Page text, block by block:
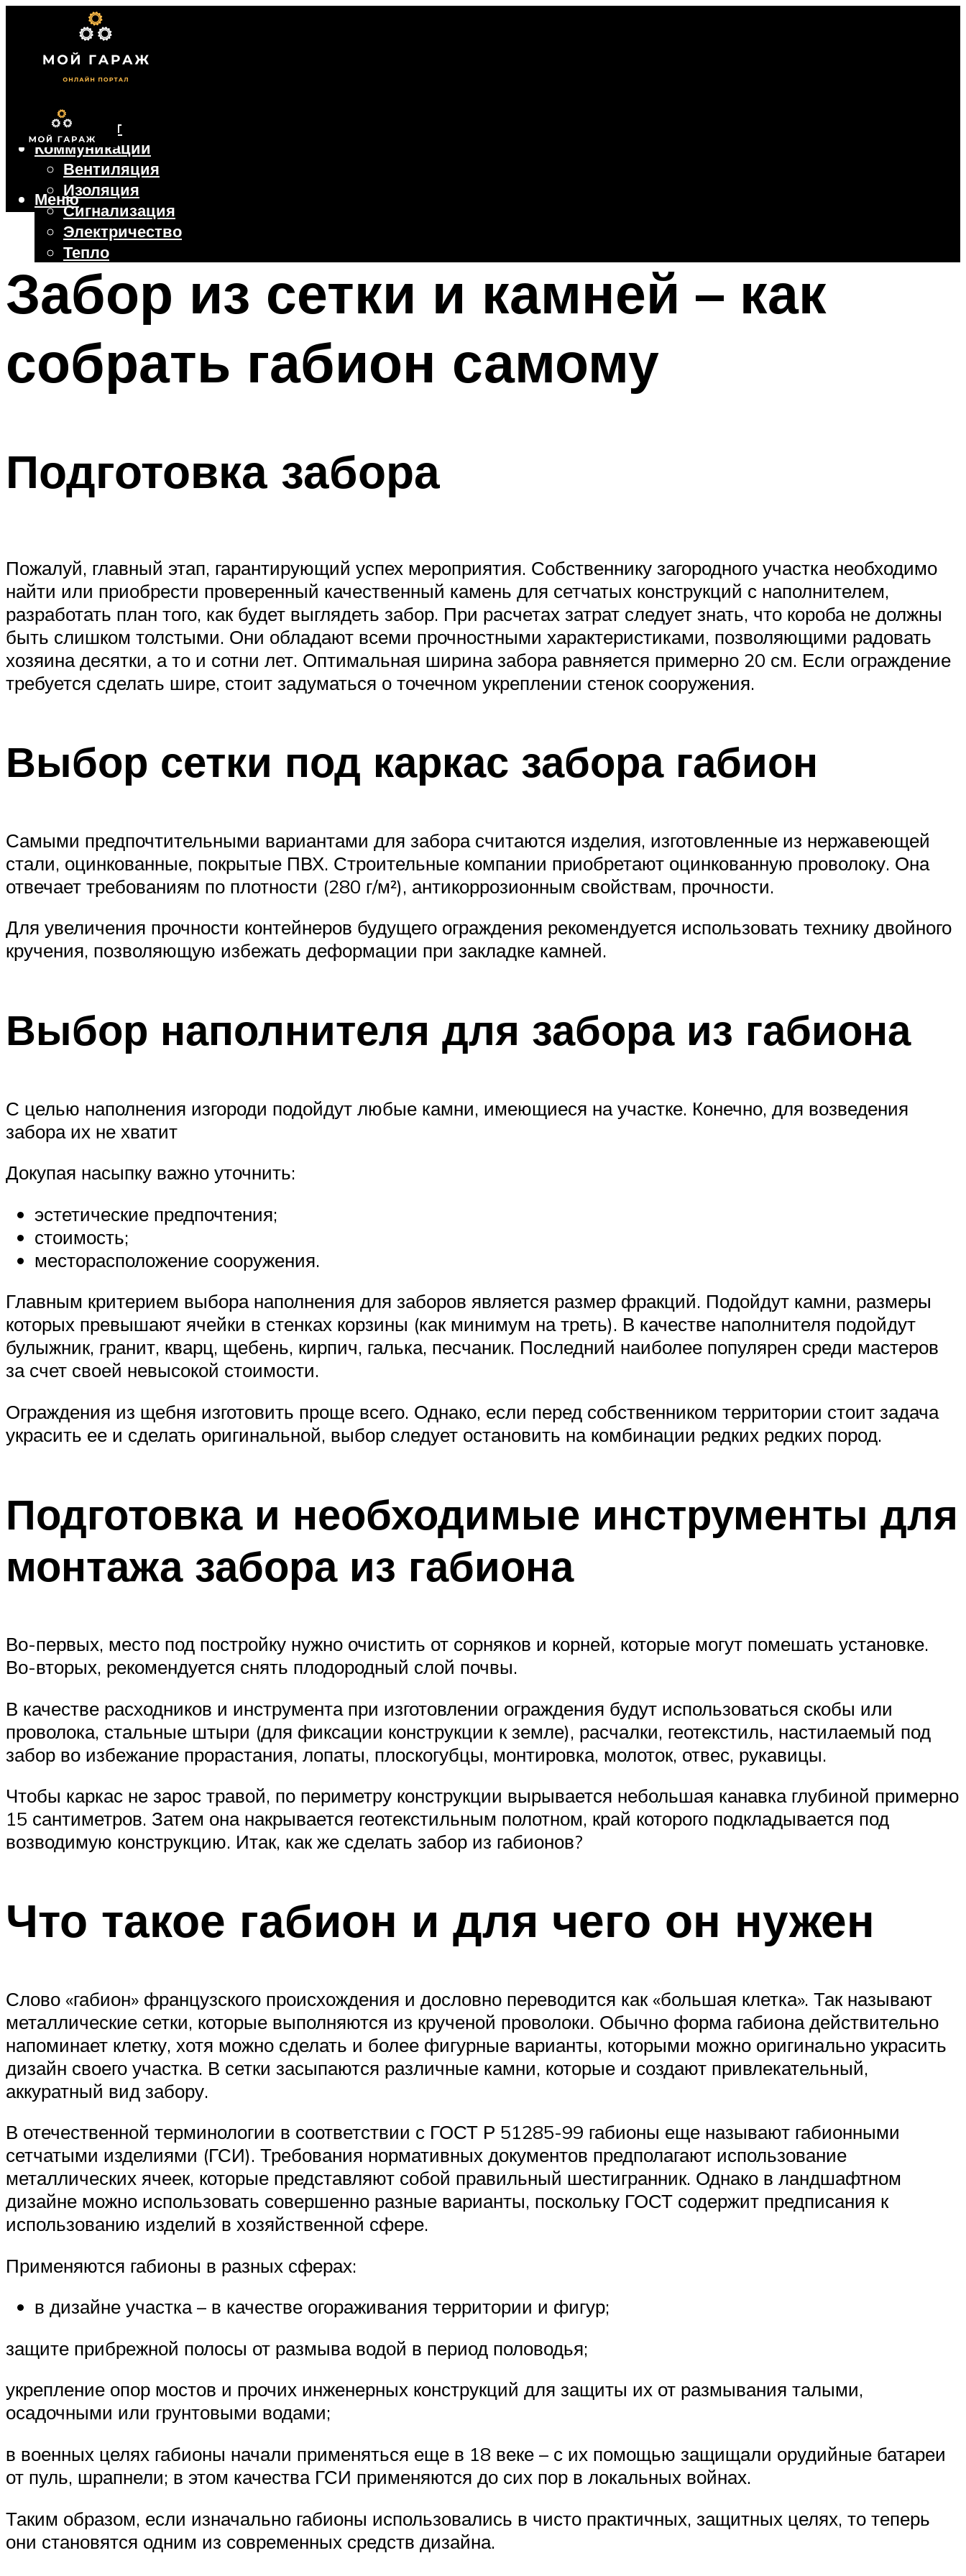
Фундамент
Коммуникации
Вентиляция
Изоляция
Сигнализация
Электричество
Тепло
Крыша
Ворота
Меню
Забор из сетки и камней – как
собрать габион самому
Подготовка забора
Пожалуй, главный этап, гарантирующий успех мероприятия. Собственнику загородного участка необходимо
найти или приобрести проверенный качественный камень для сетчатых конструкций с наполнителем,
разработать план того, как будет выглядеть забор. При расчетах затрат следует знать, что короба не должны
быть слишком толстыми. Они обладают всеми прочностными характеристиками, позволяющими радовать
хозяина десятки, а то и сотни лет. Оптимальная ширина забора равняется примерно 20 см. Если ограждение
требуется сделать шире, стоит задуматься о точечном укреплении стенок сооружения.
Выбор сетки под каркас забора габион
Самыми предпочтительными вариантами для забора считаются изделия, изготовленные из нержавеющей
стали, оцинкованные, покрытые ПВХ. Строительные компании приобретают оцинкованную проволоку. Она
отвечает требованиям по плотности (280 г/м²), антикоррозионным свойствам, прочности.
Для увеличения прочности контейнеров будущего ограждения рекомендуется использовать технику двойного
кручения, позволяющую избежать деформации при закладке камней.
Выбор наполнителя для забора из габиона
С целью наполнения изгороди подойдут любые камни, имеющиеся на участке. Конечно, для возведения
забора их не хватит
Докупая насыпку важно уточнить:
эстетические предпочтения;
стоимость;
месторасположение сооружения.
Главным критерием выбора наполнения для заборов является размер фракций. Подойдут камни, размеры
которых превышают ячейки в стенках корзины (как минимум на треть). В качестве наполнителя подойдут
булыжник, гранит, кварц, щебень, кирпич, галька, песчаник. Последний наиболее популярен среди мастеров
за счет своей невысокой стоимости.
Ограждения из щебня изготовить проще всего. Однако, если перед собственником территории стоит задача
украсить ее и сделать оригинальной, выбор следует остановить на комбинации редких редких пород.
Подготовка и необходимые инструменты для
монтажа забора из габиона
Во-первых, место под постройку нужно очистить от сорняков и корней, которые могут помешать установке.
Во-вторых, рекомендуется снять плодородный слой почвы.
В качестве расходников и инструмента при изготовлении ограждения будут использоваться скобы или
проволока, стальные штыри (для фиксации конструкции к земле), расчалки, геотекстиль, настилаемый под
забор во избежание прорастания, лопаты, плоскогубцы, монтировка, молоток, отвес, рукавицы.
Чтобы каркас не зарос травой, по периметру конструкции вырывается небольшая канавка глубиной примерно
15 сантиметров. Затем она накрывается геотекстильным полотном, край которого подкладывается под
возводимую конструкцию. Итак, как же сделать забор из габионов?
Что такое габион и для чего он нужен
Слово «габион» французского происхождения и дословно переводится как «большая клетка». Так называют
металлические сетки, которые выполняются из крученой проволоки. Обычно форма габиона действительно
напоминает клетку, хотя можно сделать и более фигурные варианты, которыми можно оригинально украсить
дизайн своего участка. В сетки засыпаются различные камни, которые и создают привлекательный,
аккуратный вид забору.
В отечественной терминологии в соответствии с ГОСТ Р 51285-99 габионы еще называют габионными
сетчатыми изделиями (ГСИ). Требования нормативных документов предполагают использование
металлических ячеек, которые представляют собой правильный шестигранник. Однако в ландшафтном
дизайне можно использовать совершенно разные варианты, поскольку ГОСТ содержит предписания к
использованию изделий в хозяйственной сфере.
Применяются габионы в разных сферах:
в дизайне участка – в качестве огораживания территории и фигур;
защите прибрежной полосы от размыва водой в период половодья;
укрепление опор мостов и прочих инженерных конструкций для защиты их от размывания талыми,
осадочными или грунтовыми водами;
в военных целях габионы начали применяться еще в 18 веке – с их помощью защищали орудийные батареи
от пуль, шрапнели; в этом качества ГСИ применяются до сих пор в локальных войнах.
Таким образом, если изначально габионы использовались в чисто практичных, защитных целях, то теперь
они становятся одним из современных средств дизайна.